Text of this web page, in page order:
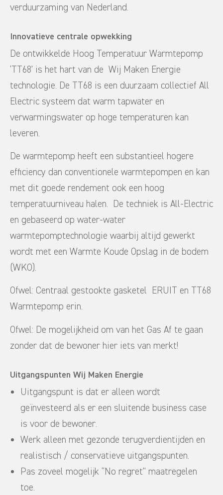
verduurzaming van Nederland.
Innovatieve centrale opwekking
De ontwikkelde Hoog Temperatuur Warmtepomp
‘TT68’ is het hart van de Wij Maken Energie
technologie. De TT68 is een duurzaam collectief All
Electric systeem dat warm tapwater en
verwarmingswater op hoge temperaturen kan
leveren.
De warmtepomp heeft een substantieel hogere
efficiency dan conventionele warmtepompen en kan
met dit goede rendement ook een hoog
temperatuurniveau halen. De techniek is All-Electric
en gebaseerd op water-water
warmtepomptechnologie waarbij altijd gewerkt
wordt met een Warmte Koude Opslag in de bodem
(WKO).
Ofwel: Centraal gestookte gasketel ERUIT en TT68
Warmtepomp erin.
Ofwel: De mogelijkheid om van het Gas Af te gaan
zonder dat de bewoner hier iets van merkt!
Uitgangspunten Wij Maken Energie
Uitgangspunt is dat er alleen wordt
geïnvesteerd als er een sluitende business case
is voor de bewoner.
Werk alleen met gezonde terugverdientijden en
realistisch / conservatieve uitgangspunten.
Pas zoveel mogelijk “No regret” maatregelen
toe.